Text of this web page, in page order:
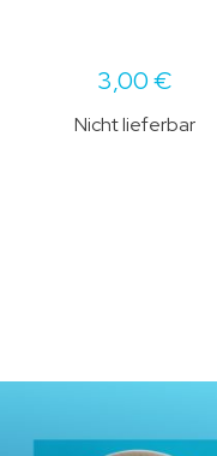
3,00 €
Nicht lieferbar